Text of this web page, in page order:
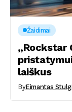
Žaidimai
„Rockstar
laiškus
ByEimantas